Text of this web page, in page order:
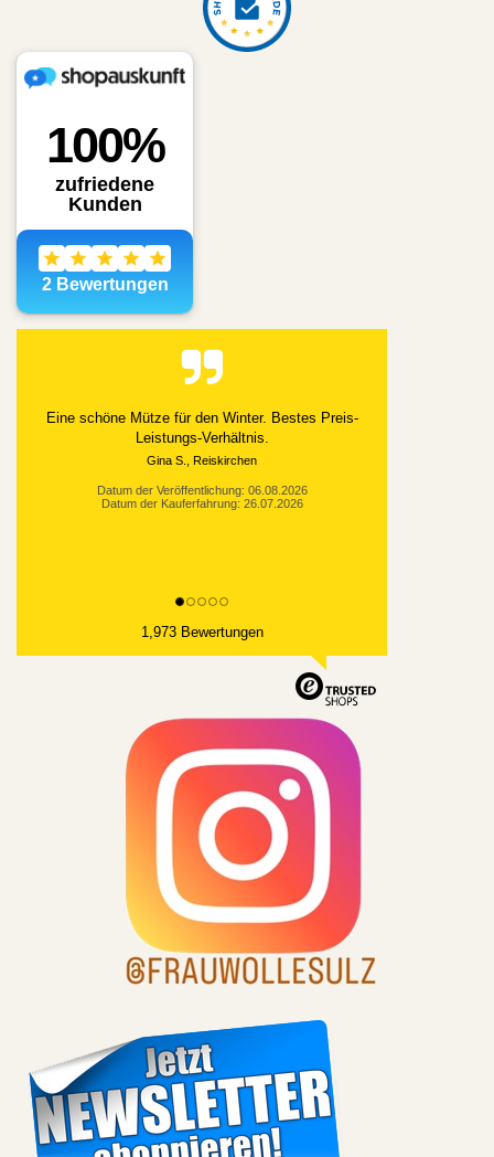
Eine schöne Mütze für den Winter. Bestes Preis-
Leistungs-Verhältnis.
Gina S., Reiskirchen
Datum der Veröffentlichung: 06.08.2026
Datum der Kauferfahrung: 26.07.2026
1,973 Bewertungen